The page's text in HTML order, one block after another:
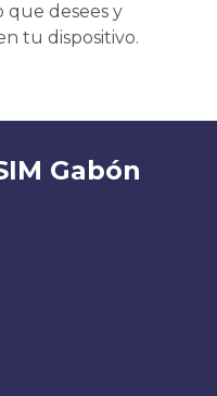
que desees y
tu dispositivo.
Gabón